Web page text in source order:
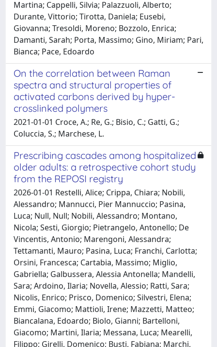
Martina; Cappelli, Silvia; Palazzuoli, Alberto;
Durante, Vittorio; Tirotta, Daniela; Eusebi,
Giovanna; Tresoldi, Moreno; Bozzolo, Enrica;
Damanti, Sarah; Porta, Massimo; Gino, Miriam; Pari,
Bianca; Pace, Edoardo
On the correlation between Raman
spectra and structural properties of
activated carbons derived by hyper-
crosslinked polymers
2021-01-01 Croce, A.; Re, G.; Bisio, C.; Gatti, G.;
Coluccia, S.; Marchese, L.
Prescribing cascades among hospitalized
older adults: a retrospective cohort study
from the REPOSI registry
2026-01-01 Restelli, Alice; Crippa, Chiara; Nobili,
Alessandro; Mannucci, Pier Mannuccio; Pasina,
Luca; Null, Null; Nobili, Alessandro; Montano,
Nicola; Sesti, Giorgio; Pietrangelo, Antonello; De
Vincentis, Antonio; Marengoni, Alessandra;
Tettamanti, Mauro; Pasina, Luca; Franchi, Carlotta;
Orsini, Francesca; Cartabia, Massimo; Miglio,
Gabriella; Galbussera, Alessia Antonella; Mandelli,
Sara; Ardoino, Ilaria; Novella, Alessio; Ratti, Sara;
Nicolis, Enrico; Prisco, Domenico; Silvestri, Elena;
Emmi, Giacomo; Mattioli, Irene; Mazzetti, Matteo;
Biancalana, Edoardo; Biolo, Gianni; Bartelloni,
Giacomo; Martini, Ilaria; Messana, Luca; Mearelli,
Filippo; Girelli, Domenico; Busti, Fabiana; Marchi,